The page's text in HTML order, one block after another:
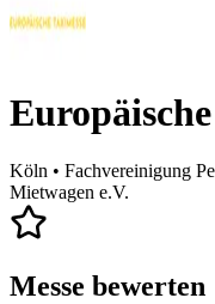
Köln • Fachvereinigung
Mietwagen e.V.
Messe bewerten